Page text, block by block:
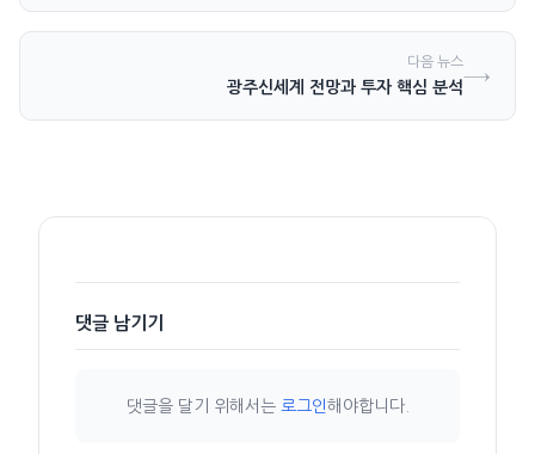
다음 뉴스
광주신세계 전망과 투자 핵심 분석→
댓글 남기기
댓글을 달기 위해서는 로그인해야합니다.